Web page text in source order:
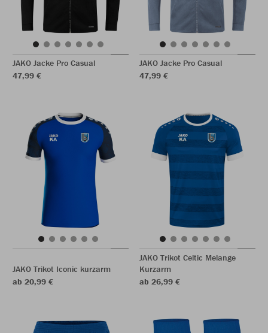
JAKO Jacke Pro Casual
47,99 €
JAKO Jacke Pro Casual
47,99 €
JAKO Trikot Iconic kurzarm
ab 20,99 €
JAKO Trikot Celtic Melange
Kurzarm
ab 26,99 €